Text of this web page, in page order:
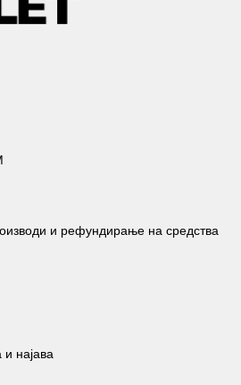
и рефундирање на средства
и најава